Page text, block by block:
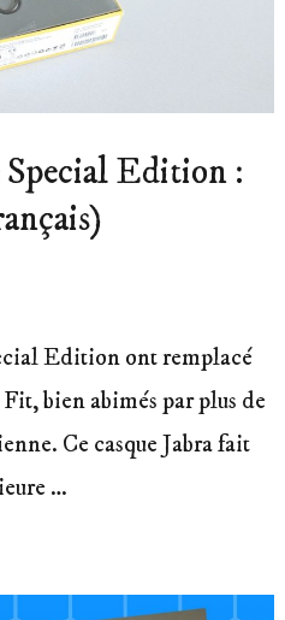
Special Edition :
Edition ont remplacé
bien abimés par plus de
Ce casque Jabra fait
…